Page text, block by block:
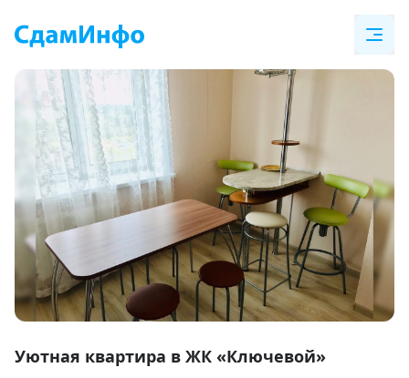
1
Уютная квартира в ЖК «Ключевой»